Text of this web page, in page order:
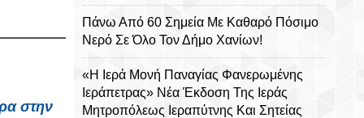
στην
Πάνω Από 60 Σημεία Με Καθαρό Πόσιμο
Νερό Σε Όλο Τον Δήμο Χανίων!
«Η Ιερά Μονή Παναγίας Φανερωμένης
Ιεράπετρας» Νέα Έκδοση Της Ιεράς
Μητροπόλεως Ιεραπύτνης Και Σητείας